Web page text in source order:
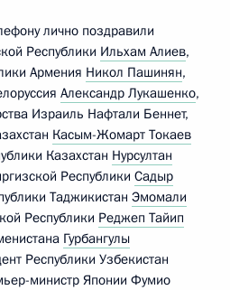
лично поздравили
Республики Ильхам Алиев,
Армения Никол Пашинян,
Александр Лукашенко,
Израиль Нафтали Беннет,
Касым-Жомарт Токаев
Казахстан Нурсултан
Республики Садыр
Таджикистан Эмомали
Республики Реджеп Тайип
Гурбангулы
Республики Узбекистан
министр Японии Фумио